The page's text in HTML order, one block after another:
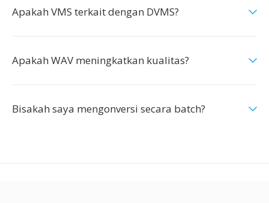
Apakah VMS terkait dengan DVMS?
Apakah WAV meningkatkan kualitas?
Bisakah saya mengonversi secara batch?